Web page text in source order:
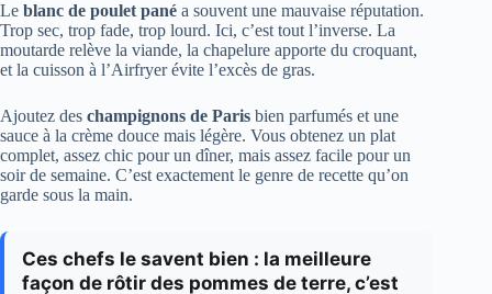
Le blanc de poulet pané a souvent une mauvaise réputation.
Trop sec, trop fade, trop lourd. Ici, c’est tout l’inverse. La
moutarde relève la viande, la chapelure apporte du croquant,
et la cuisson à l’Airfryer évite l’excès de gras.
Ajoutez des champignons de Paris bien parfumés et une
sauce à la crème douce mais légère. Vous obtenez un plat
complet, assez chic pour un dîner, mais assez facile pour un
soir de semaine. C’est exactement le genre de recette qu’on
garde sous la main.
Ces chefs le savent bien : la meilleure
façon de rôtir des pommes de terre, c’est